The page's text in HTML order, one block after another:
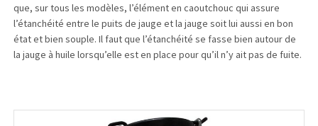
que, sur tous les modèles, l’élément en caoutchouc qui assure
l’étanchéité entre le puits de jauge et la jauge soit lui aussi en bon
état et bien souple. Il faut que l’étanchéité se fasse bien autour de
la jauge à huile lorsqu’elle est en place pour qu’il n’y ait pas de fuite.